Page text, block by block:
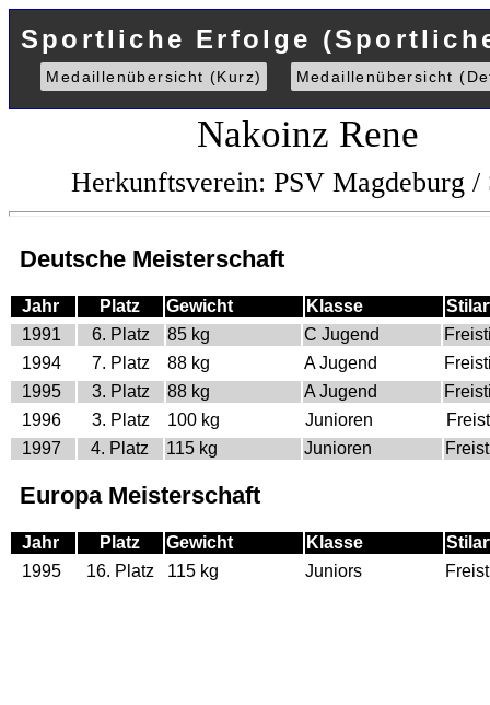
Sportliche Erfolge
Medaillenübersicht (Kurz) Medaillenübersicht
Nakoinz Rene
Herkunftsverein: PSV Magdeburg /
Deutsche Meisterschaft
Jahr Platz Gewicht Klasse
1991
6. Platz 85 kg C Jugend
1994
7. Platz 88 kg A Jugend
1995
3. Platz 88 kg A Jugend
1996
3. Platz 100 kg Junioren
1997
4. Platz 115 kg Junioren
Europa Meisterschaft
Jahr Platz Gewicht Klasse
1995
16. Platz 115 kg Juniors